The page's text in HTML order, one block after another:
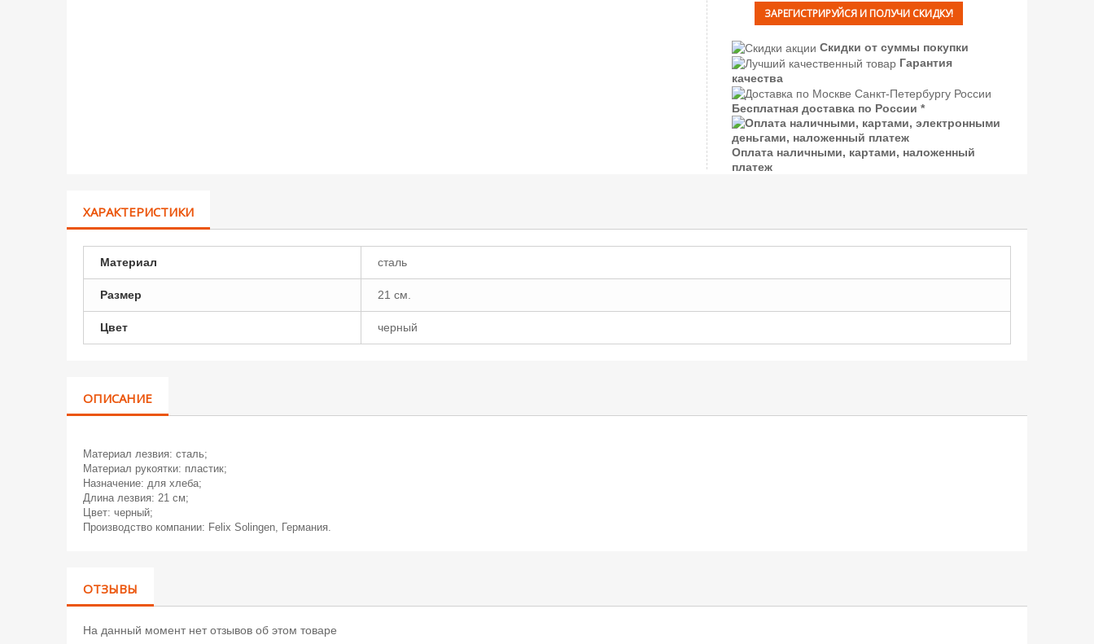
ЗАРЕГИСТРИРУЙСЯ И ПОЛУЧИ СКИДКУ!
Скидки от суммы покупки
Гарантия
качества
Бесплатная доставка по России *
Оплата наличными, картами, наложенный
платеж
ХАРАКТЕРИСТИКИ
Материал сталь
Размер 21 см.
Цвет черный
ОПИСАНИЕ
Материал лезвия: сталь;
Материал рукоятки: пластик;
Назначение: для хлеба;
Длина лезвия: 21 см;
Цвет: черный;
Производство компании: Felix Solingen, Германия.
ОТЗЫВЫ
На данный момент нет отзывов об этом товаре